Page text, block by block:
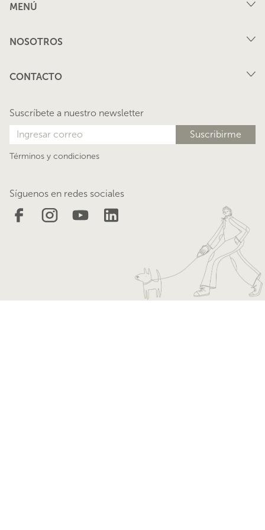
MENÚ
Nosotros
Blog
NOSOTROS
CONTACTO
Suscríbete a nuestro newsletter
Términos y condiciones
Síguenos en redes sociales